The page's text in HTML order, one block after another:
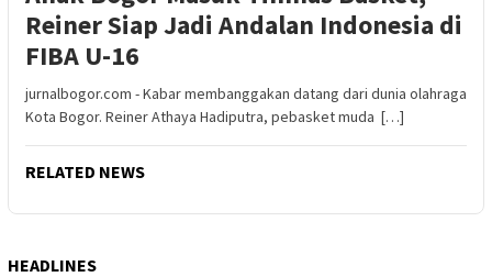
Reiner Siap Jadi Andalan Indonesia di
FIBA U-16
jurnalbogor.com - Kabar membanggakan datang dari dunia olahraga
Kota Bogor. Reiner Athaya Hadiputra, pebasket muda […]
RELATED NEWS
HEADLINES